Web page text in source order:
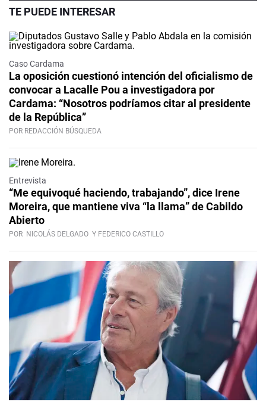
TE PUEDE INTERESAR
Caso Cardama
La oposición cuestionó intención del oficialismo de
convocar a Lacalle Pou a investigadora por
Cardama: “Nosotros podríamos citar al presidente
de la República”
POR REDACCIÓN BÚSQUEDA
Video
Entrevista
“Me equivoqué haciendo, trabajando”, dice Irene
Moreira, que mantiene viva “la llama” de Cabildo
Abierto
POR NICOLÁS DELGADO Y FEDERICO CASTILLO